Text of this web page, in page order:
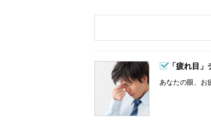
「疲れ目」
あなたの眼、お